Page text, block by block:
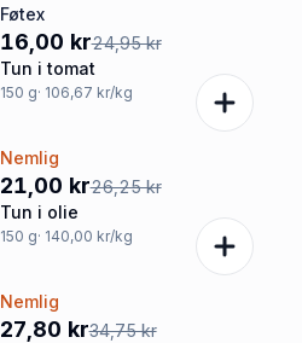
-36%
Føtex
16,00 kr24,95 kr
Tun i tomat
150 g· 106,67 kr/kg
-20%
Nemlig
21,00 kr26,25 kr
Tun i olie
150 g· 140,00 kr/kg
-20%
Nemlig
27,80 kr34,75 kr